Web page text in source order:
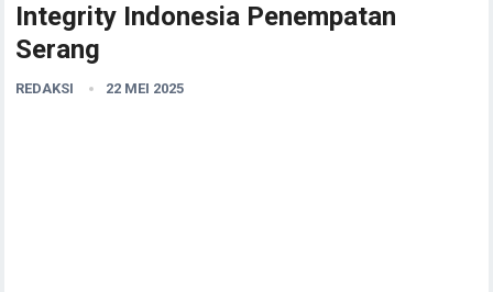
Integrity Indonesia Penempatan
Serang
REDAKSI 22 MEI 2025